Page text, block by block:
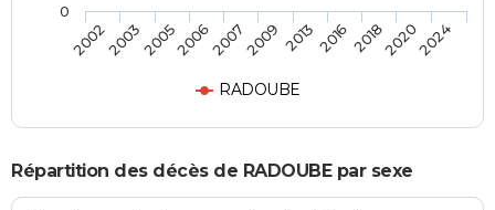
RADOUBE
200220032005200620072009 20132016201820202024
0
Répartition des décès de RADOUBE par sexe